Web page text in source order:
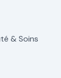
& Soins